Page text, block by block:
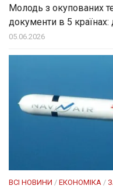
Молодь з окупованих
документи в 5 країнах:
05.06.2026
ВСІ НОВИНИ / ЕКОНОМІКА /